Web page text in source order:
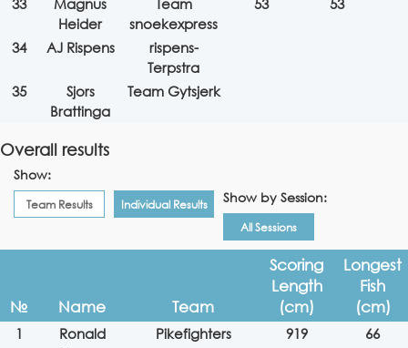
33
Magnus
Heider
Team
snoekexpress
53 53
34 AJ Rispens
rispens-
Terpstra
35
Sjors
Brattinga
Team Gytsjerk
Overall results
Show:
Team Results Individual Results Show by Session:
All Sessions
№ Name Team
Scoring
Length
(cm)
Longest
Fish
(cm)
1
Ronald
Pikefighters 919 66